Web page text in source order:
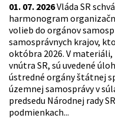
01. 07. 2026Vláda SR
harmonogram
volieb do orgánov
samosprávnych krajov,
októbra 2026. V
vnútra SR, sú uvedené
ústredné orgány štátnej
územnej samosprávy v
predsedu Národnej rady
podmienkach...